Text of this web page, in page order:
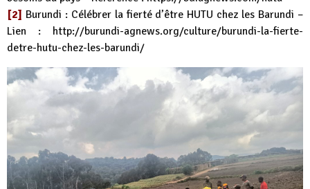
[2] Burundi : Célébrer la fierté d’être HUTU chez les Barundi –
Lien : http://burundi-agnews.org/culture/burundi-la-fierte-
detre-hutu-chez-les-barundi/